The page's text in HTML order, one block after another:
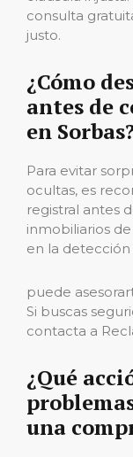
consulta
justo.
¿Cómo
antes de
en
Para evitar
ocultas, es
registral antes
inmobiliarios
en la detección
puede
Si buscas
contacta a
¿Qué
una